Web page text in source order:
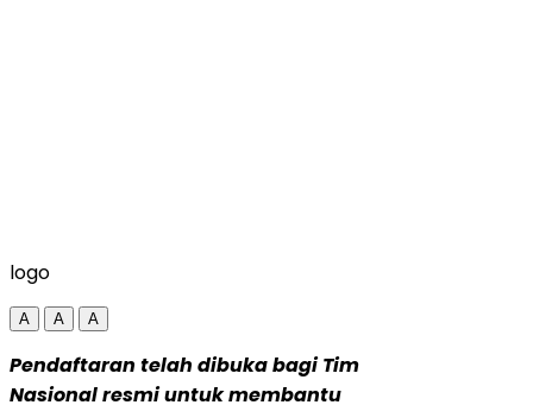
logo
A A A
Pendaftaran telah dibuka bagi Tim
Nasional resmi untuk membantu